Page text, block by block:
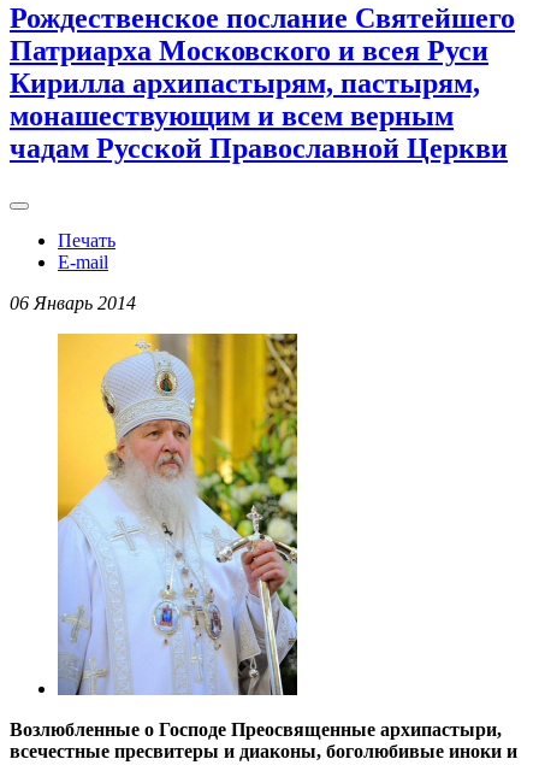
Рождественское послание Святейшего
Патриарха Московского и всея Руси
Кирилла архипастырям, пастырям,
монашествующим и всем верным
чадам Русской Православной Церкви
Печать
E-mail
06 Январь 2014
Возлюбленные о Господе Преосвященные архипастыри,
всечестные пресвитеры и диаконы, боголюбивые иноки и